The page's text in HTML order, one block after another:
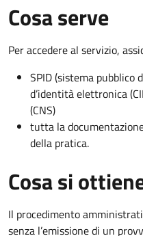
Cosa serve
Per accedere al servizio,
SPID (sistema
d’identità elettronica
(CNS)
tutta la
della pratica.
Cosa si
Il procedimento
senza l’emissione di un